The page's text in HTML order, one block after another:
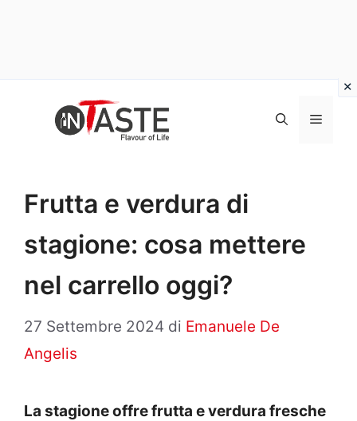
Menu
Frutta e verdura di
stagione: cosa mettere
nel carrello oggi?
27 Settembre 2024 di Emanuele De
Angelis
La stagione offre frutta e verdura fresche